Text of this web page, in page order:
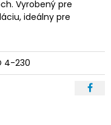
Vyrobený pre
ideálny pre
4-230